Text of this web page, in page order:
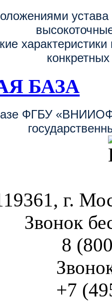
БАЗА
ФГБУ
г.
Звонок
8
+7